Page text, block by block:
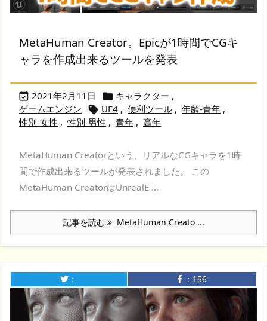
MetaHuman Creator。Epicが1時間でCGキ
ャラを作成出来るツールを発表
 2021年2月11日  キャラクター ,
ゲームエンジン
 UE4 , 便利ツール , 年齢-青年 ,
性別-女性 , 性別-男性 , 青年 , 高年
MetaHuman Creatorという、リアルなCGキャラを1時
間で作成出来るツールが発表されました。 この
MetaHuman CreatorはUnrealE ...
記事を読む MetaHuman Creato ...
： ： 156